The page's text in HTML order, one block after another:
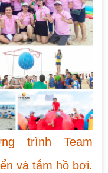
trình Team
và tắm hồ bơi.